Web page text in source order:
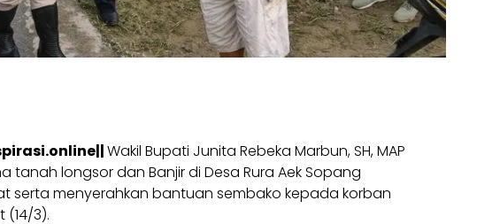
Wakil Bupati Junita Rebeka Marbun, SH, MAP
tanah longsor dan Banjir di Desa Rura Aek Sopang
serta menyerahkan bantuan sembako kepada korban
3).